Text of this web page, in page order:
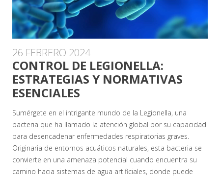
26 FEBRERO 2024
CONTROL DE LEGIONELLA:
ESTRATEGIAS Y NORMATIVAS
ESENCIALES
Sumérgete en el intrigante mundo de la Legionella, una
bacteria que ha llamado la atención global por su capacidad
para desencadenar enfermedades respiratorias graves.
Originaria de entornos acuáticos naturales, esta bacteria se
convierte en una amenaza potencial cuando encuentra su
camino hacia sistemas de agua artificiales, donde puede